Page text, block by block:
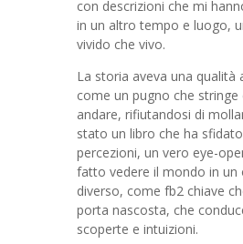
con descrizioni che mi
in un altro tempo e luogo,
vivido che vivo.
La storia aveva una qualità
come un pugno che stringe
andare, rifiutandosi di
stato un libro che ha
percezioni, un vero eye-
fatto vedere il mondo in un
diverso, come fb2 chiave
porta nascosta, che
scoperte e intuizioni.